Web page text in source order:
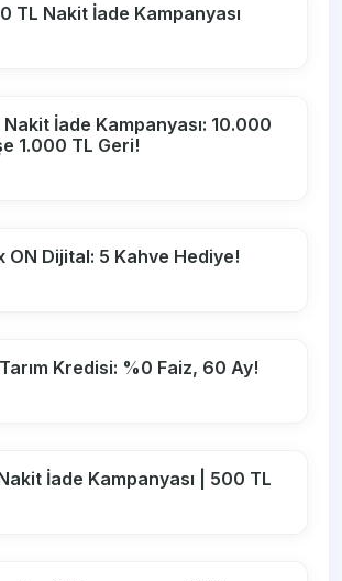
TL Nakit İade Kampanyası
İade Kampanyası: 10.000
1.000 TL Geri!
ON Dijital: 5 Kahve Hediye!
Kredisi: %0 Faiz, 60 Ay!
İade Kampanyası | 500 TL